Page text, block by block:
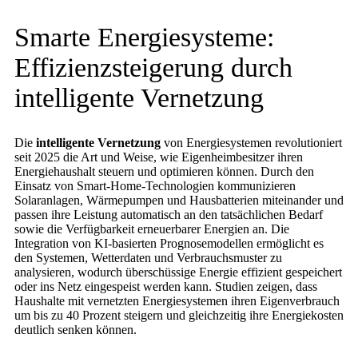
Smarte Energiesysteme:
Effizienzsteigerung durch
intelligente Vernetzung
Die intelligente Vernetzung von Energiesystemen revolutioniert
seit 2025 die Art und Weise, wie Eigenheimbesitzer ihren
Energiehaushalt steuern und optimieren können. Durch den
Einsatz von Smart-Home-Technologien kommunizieren
Solaranlagen, Wärmepumpen und Hausbatterien miteinander und
passen ihre Leistung automatisch an den tatsächlichen Bedarf
sowie die Verfügbarkeit erneuerbarer Energien an. Die
Integration von KI-basierten Prognosemodellen ermöglicht es
den Systemen, Wetterdaten und Verbrauchsmuster zu
analysieren, wodurch überschüssige Energie effizient gespeichert
oder ins Netz eingespeist werden kann. Studien zeigen, dass
Haushalte mit vernetzten Energiesystemen ihren Eigenverbrauch
um bis zu 40 Prozent steigern und gleichzeitig ihre Energiekosten
deutlich senken können.